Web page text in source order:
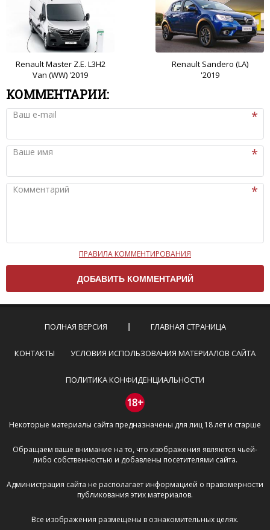
Renault Master Z.E. L3H2
Van (WW) '2019
Renault Sandero (LA)
'2019
КОММЕНТАРИИ:
Ваш e-mail
Ваше имя
Комментарий
Чтобы ваш комментарий был опубликован на сайте,
вам нужно придерживаться следующих правил:
Комментарий не может быть слишком
эмоциональных высказываний.
Не стоит отклоняться от предмета обсуждения.
Пожалуйста, не используйте в комментарие
призывы к насилию и высказывания,
направленные на разжигание расовой,
межнациональной и религиозной розни —
пожалейте наших модераторов, они кстати
очень славные ребята, поверьте.
буквами.
Не копируйте рецензии с других сайтов, нам
важно именно ваше мнение.
Не размещайте рекламу!
И запаситесь терпением, все комментарии
ПРАВИЛА КОММЕНТИРОВАНИЯ
ПОЛНАЯ ВЕРСИЯ ГЛАВНАЯ СТРАНИЦА
КОНТАКТЫ УСЛОВИЯ ИСПОЛЬЗОВАНИЯ МАТЕРИАЛОВ САЙТА
ПОЛИТИКА КОНФИДЕНЦИАЛЬНОСТИ
18+
Некоторые материалы сайта предназначены для лиц 18 лет и старше
Обращаем ваше внимание на то, что изображения являются чьей-
либо собственностью и добавлены посетителями сайта.
Администрация сайта не располагает информацией о правомерности
публикования этих материалов.
Все изображения размещены в ознакомительных целях.